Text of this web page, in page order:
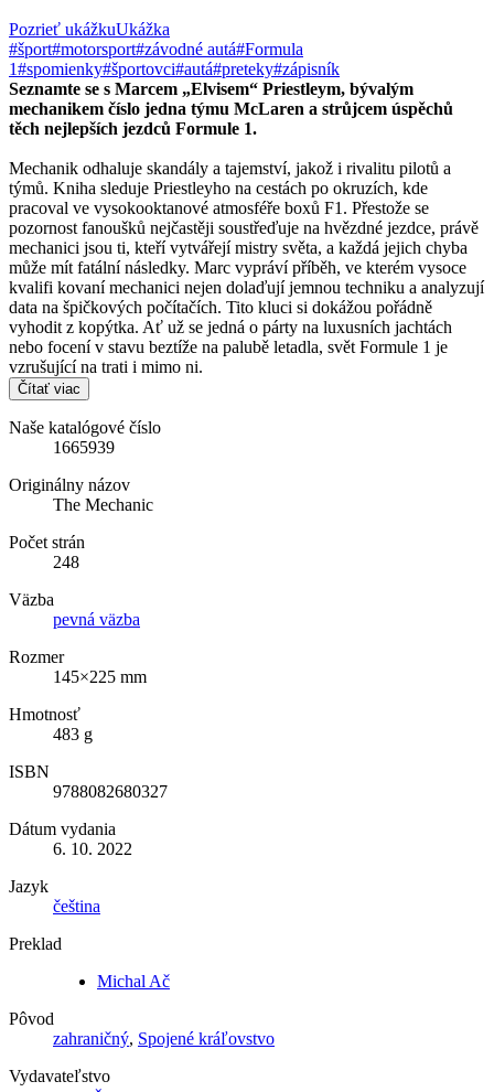
Pozrieť ukážkuUkážka
#šport#motorsport#závodné autá#Formula
1#spomienky#športovci#autá#preteky#zápisník
Seznamte se s Marcem „Elvisem“ Priestleym, bývalým
mechanikem číslo jedna týmu McLaren a strůjcem úspěchů
těch nejlepších jezdců Formule 1.
Mechanik odhaluje skandály a tajemství, jakož i rivalitu pilotů a
týmů. Kniha sleduje Priestleyho na cestách po okruzích, kde
pracoval ve vysokooktanové atmosféře boxů F1. Přestože se
pozornost fanoušků nejčastěji soustřeďuje na hvězdné jezdce, právě
mechanici jsou ti, kteří vytvářejí mistry světa, a každá jejich chyba
může mít fatální následky. Marc vypráví příběh, ve kterém vysoce
kvalifi kovaní mechanici nejen dolaďují jemnou techniku a analyzují
data na špičkových počítačích. Tito kluci si dokážou pořádně
vyhodit z kopýtka. Ať už se jedná o párty na luxusních jachtách
nebo focení v stavu beztíže na palubě letadla, svět Formule 1 je
vzrušující na trati i mimo ni.
Čítať viac
Naše katalógové číslo
1665939
Originálny názov
The Mechanic
Počet strán
248
Väzba
pevná väzba
Rozmer
145×225 mm
Hmotnosť
483 g
ISBN
9788082680327
Dátum vydania
6. 10. 2022
Jazyk
čeština
Preklad
Michal Ač
Pôvod
zahraničný, Spojené kráľovstvo
Vydavateľstvo